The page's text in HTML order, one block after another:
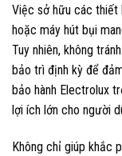
Việc sở hữu các thiết
hoặc máy hút bụi
Tuy nhiên, không
bảo trì định kỳ để
bảo hành Electrolux
lợi ích lớn cho người
Không chỉ giúp khắc